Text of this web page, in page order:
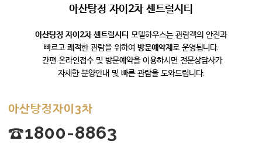
아산탕정 자이2차 센트럴시티
아산탕정 자이2차 센트럴시티 모델하우스는 관람객의 안전과
빠르고 쾌적한 관람을 위하여 방문예약제로 운영됩니다.
간편 온라인접수 및 방문예약을 이용하시면 전문상담사가
자세한 분양안내 및 빠른 관람을 도와드립니다.
아산탕정자이3차
☎1800-8863